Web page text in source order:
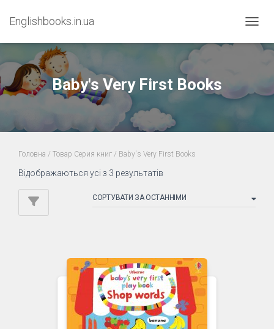
Englishbooks.in.ua
Baby's Very First Books
Головна / Товар Серия книг / Baby's Very First Books
Відображаються усі з 3 результатів
latest